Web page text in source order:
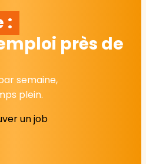
:
près de
semaine,
plein.
un job